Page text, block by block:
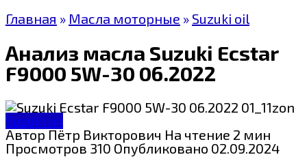
Главная » Масла моторные » Suzuki oil
Анализ масла Suzuki Ecstar
F9000 5W-30 06.2022
Suzuki oil
АвторПётр Викторович На чтение 2 мин
Просмотров 310 Опубликовано 02.09.2024